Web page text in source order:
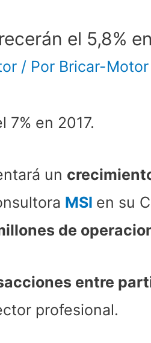
el 5,8%
/ Por Bricar-Motor
un
MSI en su
de
entre
profesional.